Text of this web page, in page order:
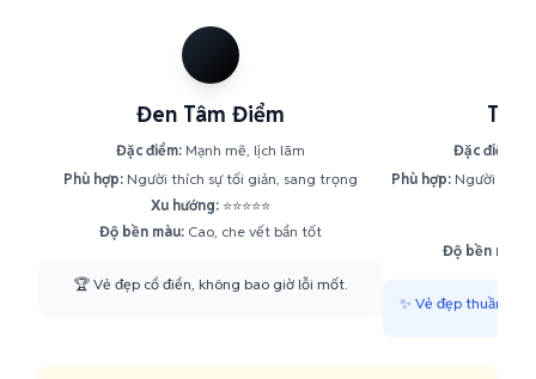
Đen Tâm Điểm
Đặc điểm: Mạnh mẽ, lịch lãm
Phù hợp: Người thích sự tối giản, sang trọng
Xu hướng: ⭐⭐⭐⭐⭐
Độ bền màu: Cao, che vết bẩn tốt
🏆 Vẻ đẹp cổ điển, không bao giờ lỗi mốt.
Đặc điểm:
Phù hợp: Người yêu
Độ bền màu:
✨ Vẻ đẹp thuần